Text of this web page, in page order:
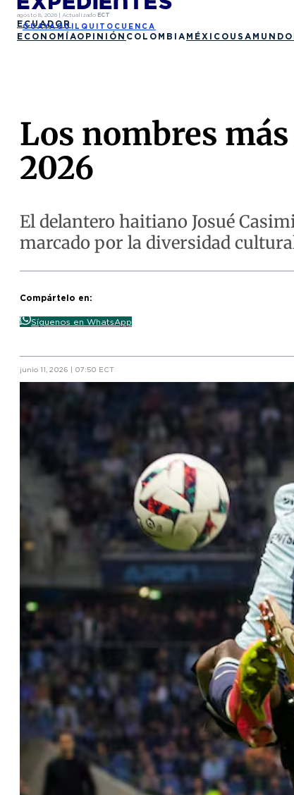
agosto 8, 2026 | Actualizado ECT
ECUADOR
GUAYAQUIL QUITO CUENCA
ECONOMÍAOPINIÓN COLOMBIA MÉXICO USA MUNDO
Los nombres
2026
El delantero haitiano Josué
marcado por la diversidad
Compártelo en:
Síguenos en WhatsApp
junio 11, 2026 | 07:50 ECT